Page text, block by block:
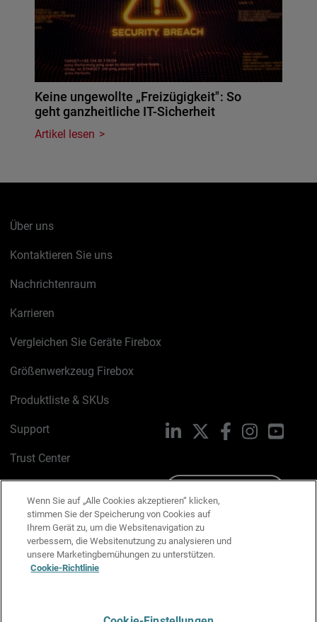
Keine ungewollte „Freizügigkeit": So
geht ganzheitliche IT-Sicherheit
Artikel lesen
Über uns
Kontaktieren Sie uns
Nachrichtenraum
Karrieren
Vergleichen Sie Geräte Firebox
Größenwerkzeug Firebox
Produktliste & SKUs
Support
Trust Center
Cookie-Richtlinie
Datenschutzrichtlinie
Media & Brand Kit
LinkedIn FacebookInstagram
Wenn Sie auf „Alle Cookies akzeptieren“ klicken,
stimmen Sie der Speicherung von Cookies auf
Ihrem Gerät zu, um die Websitenavigation zu
verbessern, die Websitenutzung zu analysieren und
unsere Marketingbemühungen zu unterstützen.
Cookie-Richtlinie